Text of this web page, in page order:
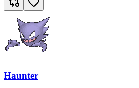
Haunter